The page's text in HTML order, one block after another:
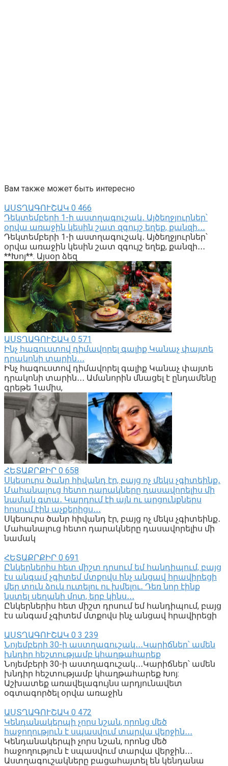
Вам также может быть интересно
ԱՍՏՂԱԳՈՒՇԱԿ 0 466
Դեկտեմբերի 1-ի աստղագուշակ․ Այծեղջյուրներ՝
օրվա առաջին կեսին շատ զգույշ եղեք, քանզի․․․
Դեկտեմբերի 1-ի աստղագուշակ․ Այծեղջյուրներ՝
օրվա առաջին կեսին շատ զգույշ եղեք, քանզի․․․
**Խոյ**. Այսօր ձեզ
ԱՍՏՂԱԳՈՒՇԱԿ 0 571
Ինչ հագուստով դիմավորել գալիք Կանաչ փայտե
դրակոնի տարին․․․
Ինչ հագուստով դիմավորել գալիք Կանաչ փայտե
դրակոնի տարին․․․ Ամանորին մնացել է ընդամենը
գրեթե 1ամիս,
ՀԵՏԱՔՐՔԻՐ 0 658
Սկեսուրս ծանր հիվանդ էր, բայց ոչ մեկս չգիտեինք․
Մահանալուց հետո դարակները դասավորելիս մի
նամակ գտա․ Կարդում էի այն ու արցունքներս
հոսում էին աչքերիցս․․․
Սկեսուրս ծանր հիվանդ էր, բայց ոչ մեկս չգիտեինք․
Մահանալուց հետո դարակները դասավորելիս մի
նամակ
ՀԵՏԱՔՐՔԻՐ 0 691
Ընկերներիս հետ միշտ դրսում եմ հանդիպում, բայց
էս անգամ չգիտեմ մտքովս ինչ անցավ հրավիրեցի
մեր տուն ձուկ ուտելու ու խմելու․ Դեռ նոր էինք
նստել սեղանի մոտ, երբ կինս․․․
Ընկերներիս հետ միշտ դրսում եմ հանդիպում, բայց
էս անգամ չգիտեմ մտքովս ինչ անցավ հրավիրեցի
ԱՍՏՂԱԳՈՒՇԱԿ 0 3 239
Նոյեմբերի 30-ի աստղագուշակ․․․Կարիճներ՝ ամեն
խնդիր հեշտությամբ կհաղթահարեք
Նոյեմբերի 30-ի աստղագուշակ․․․Կարիճներ՝ ամեն
խնդիր հեշտությամբ կհաղթահարեք Խոյ:
Աշխատեք առավելագույնս արդյունավետ
օգտագործել օրվա առաջին
ԱՍՏՂԱԳՈՒՇԱԿ 0 472
Կենդանակերպի չորս նշան, որոնց մեծ
հաջողություն է սպասվում տարվա վերջին․․․
Կենդանակերպի չորս նշան, որոնց մեծ
հաջողություն է սպասվում տարվա վերջին․․․
Աստղագուշակները բացահայտել են կենդանա